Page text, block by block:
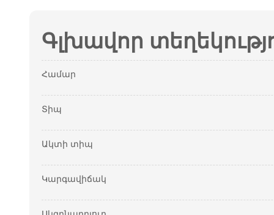
Գլխավոր
Համար
Տիպ
Ակտի տիպ
Կարգավիճակ